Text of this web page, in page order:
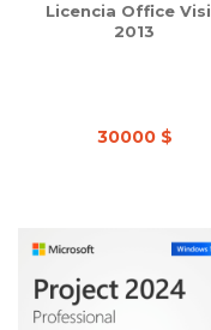
Licencia Office
2013
30000 $